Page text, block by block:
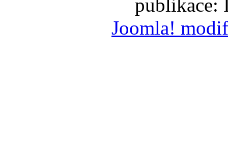
publikace:
Joomla!